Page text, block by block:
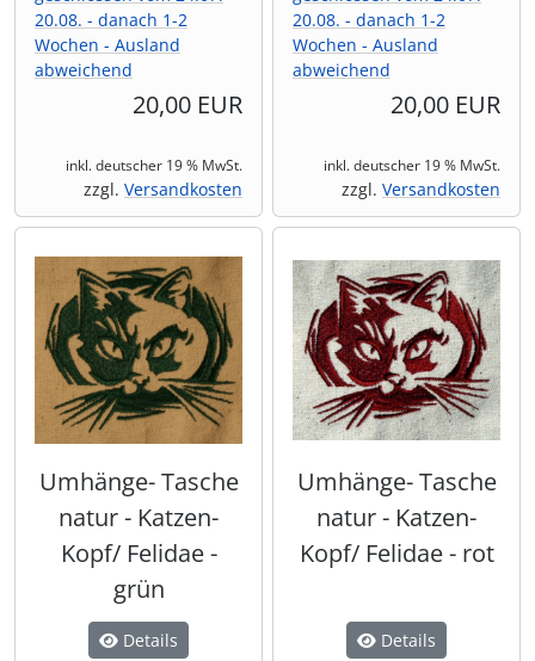
20.08. - danach 1-2
Wochen - Ausland
abweichend
20,00 EUR
inkl. deutscher 19 % MwSt.
zzgl. Versandkosten
20.08. - danach 1-2
Wochen - Ausland
abweichend
20,00 EUR
inkl. deutscher 19 % MwSt.
zzgl. Versandkosten
Umhänge- Tasche
natur - Katzen-
Kopf/ Felidae -
grün
Details
Umhänge- Tasche
natur - Katzen-
Kopf/ Felidae - rot
Details